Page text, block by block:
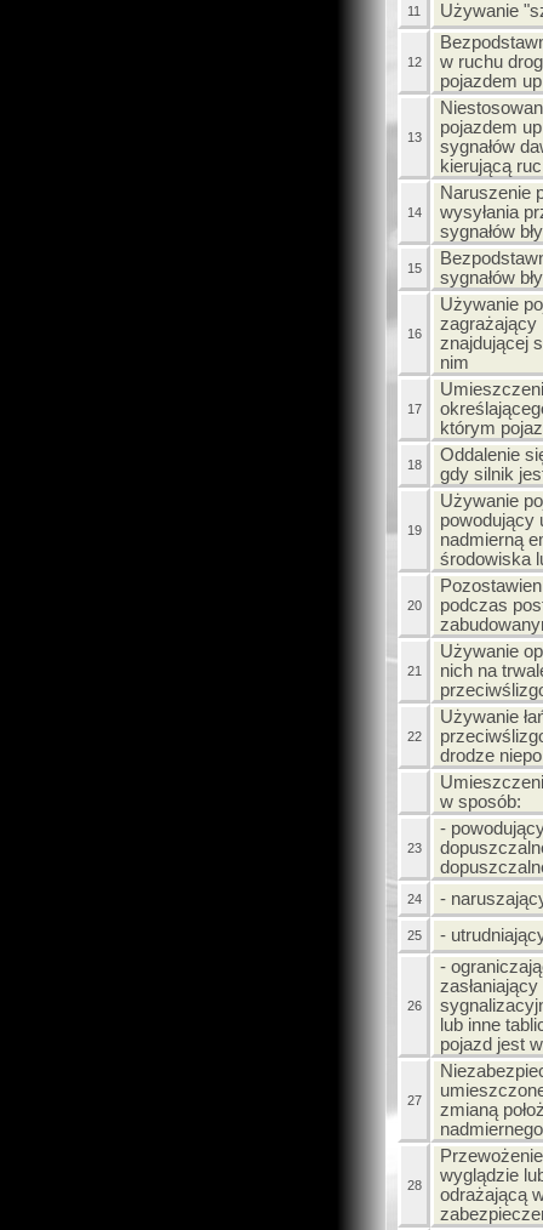
11 Używanie
12
w ruchu
pojazdem
13
pojazdem
sygnałów
kierującą
14
Naruszenie
wysyłania
sygnałów
15
sygnałów
16
Używanie
zagrażający
znajdującej
nim
17
którym
18
Oddalenie
gdy silnik
19
Używanie
powodujący
nadmierną
środowiska
20
podczas
21
Używanie
nich na
22
Używanie
drodze
w sposób:
23
-
24 -
25 -
26
-
lub inne
pojazd jest
27
zmianą
28
wyglądzie
odrażającą